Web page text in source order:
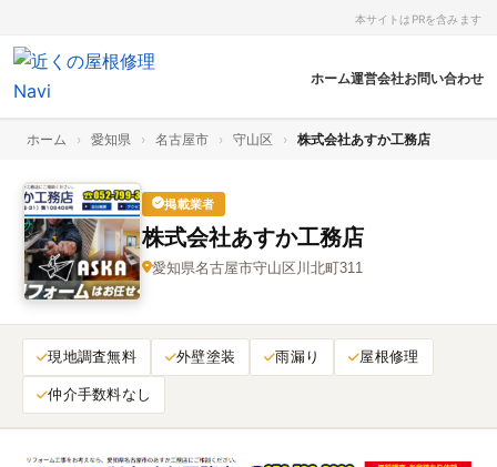
本サイトはPRを含みます
ホーム運営会社お問い合わせ
ホーム › 愛知県 › 名古屋市 › 守山区 › 株式会社あすか工務店
掲載業者
株式会社あすか工務店
愛知県名古屋市守山区川北町311
現地調査無料 外壁塗装 雨漏り 屋根修理
仲介手数料なし